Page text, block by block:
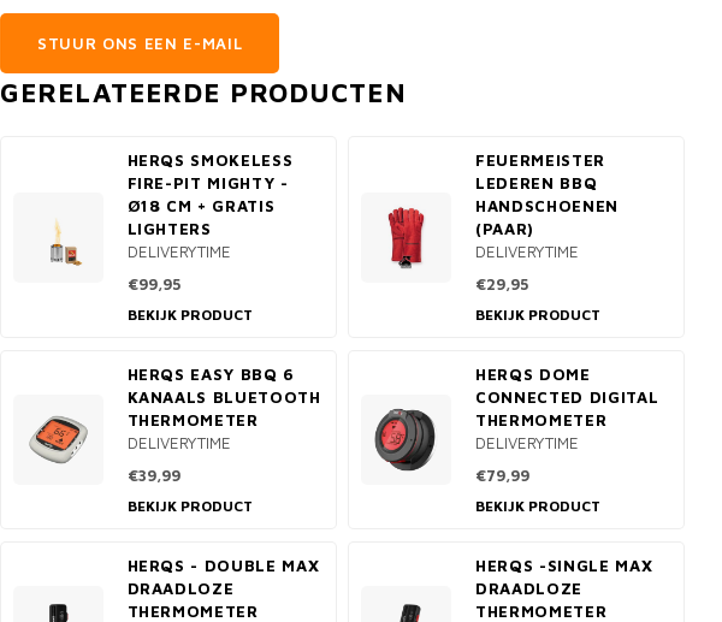
STUUR ONS EEN E-MAIL
GERELATEERDE PRODUCTEN
HERQS SMOKELESS
FIRE-PIT MIGHTY -
Ø18 CM + GRATIS
LIGHTERS
DELIVERYTIME
€99,95
BEKIJK PRODUCT
FEUERMEISTER
LEDEREN BBQ
HANDSCHOENEN
(PAAR)
DELIVERYTIME
€29,95
BEKIJK PRODUCT
HERQS EASY BBQ 6
KANAALS BLUETOOTH
THERMOMETER
DELIVERYTIME
€39,99
BEKIJK PRODUCT
HERQS DOME
CONNECTED DIGITAL
THERMOMETER
DELIVERYTIME
€79,99
BEKIJK PRODUCT
HERQS - DOUBLE MAX
DRAADLOZE
THERMOMETER
HERQS -SINGLE MAX
DRAADLOZE
THERMOMETER